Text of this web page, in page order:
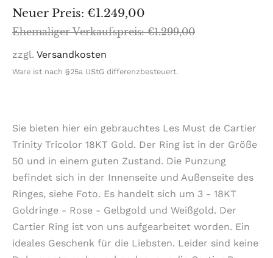
Sonderpreis
Neuer Preis: €1.249,00
Normaler
Preis
Ehemaliger Verkaufspreis: €1.299,00
zzgl. Versandkosten
Ware ist nach §25a UStG differenzbesteuert.
Sie bieten hier ein gebrauchtes Les Must de Cartier
Trinity Tricolor 18KT Gold. Der Ring ist in der Größe
50 und in einem guten Zustand. Die Punzung
befindet sich in der Innenseite und Außenseite des
Ringes, siehe Foto. Es handelt sich um 3 - 18KT
Goldringe - Rose - Gelbgold und Weißgold. Der
Cartier Ring ist von uns aufgearbeitet worden. Ein
ideales Geschenk für die Liebsten. Leider sind keine